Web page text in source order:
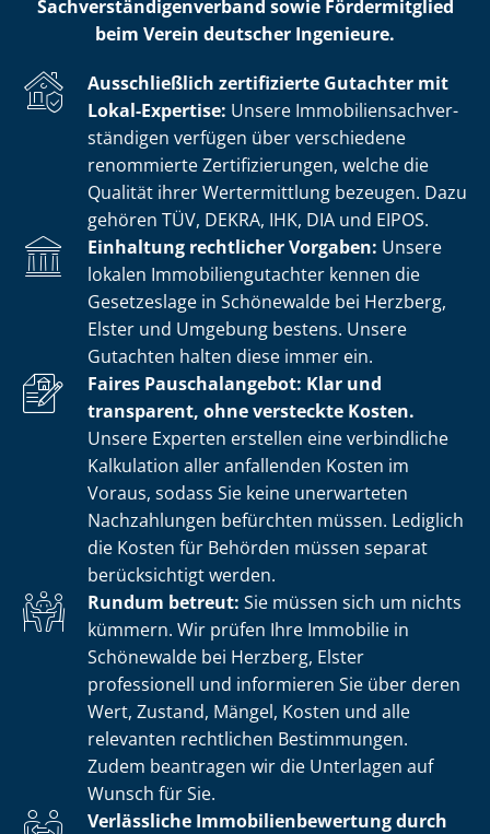
Sach­ver­stän­di­gen­ver­band sowie Fördermitglied
beim Verein deutscher Ingenieure.
Ausschließlich zertifizierte Gutachter mit
Lokal-Expertise: Unsere Im­mo­bi­li­en­sach­ver­
stän­di­gen verfügen über verschiedene
renommierte Zer­ti­fi­zie­run­gen, welche die
Qualität ihrer Wertermittlung bezeugen. Dazu
gehören TÜV, DEKRA, IHK, DIA und EIPOS.
Einhaltung rechtlicher Vorgaben: Unsere
lokalen Im­mo­bi­li­en­gut­ach­ter kennen die
Gesetzeslage in Schönewalde bei Herzberg,
Elster und Umgebung bestens. Unsere
Gutachten halten diese immer ein.
Faires Pauschalangebot: Klar und
transparent, ohne versteckte Kosten.
Unsere Experten erstellen eine verbindliche
Kalkulation aller anfallenden Kosten im
Voraus, sodass Sie keine unerwarteten
Nachzahlungen befürchten müssen. Lediglich
die Kosten für Behörden müssen separat
berücksichtigt werden.
Rundum betreut: Sie müssen sich um nichts
kümmern. Wir prüfen Ihre Immobilie in
Schönewalde bei Herzberg, Elster
professionell und informieren Sie über deren
Wert, Zustand, Mängel, Kosten und alle
relevanten rechtlichen Bestimmungen.
Zudem beantragen wir die Unterlagen auf
Wunsch für Sie.
Verlässliche Im­mo­bi­li­en­be­wer­tung durch